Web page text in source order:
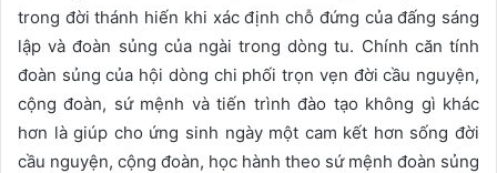
trong đời thánh hiến khi xác định chỗ đứng của đấng sáng
lập và đoàn sủng của ngài trong dòng tu. Chính căn tính
đoàn sủng của hội dòng chi phối trọn vẹn đời cầu nguyện,
cộng đoàn, sứ mệnh và tiến trình đào tạo không gì khác
hơn là giúp cho ứng sinh ngày một cam kết hơn sống đời
cầu nguyện, cộng đoàn, học hành theo sứ mệnh đoàn sủng